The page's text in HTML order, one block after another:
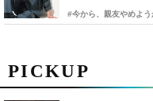
PICKUP
#今から、親友やめよう